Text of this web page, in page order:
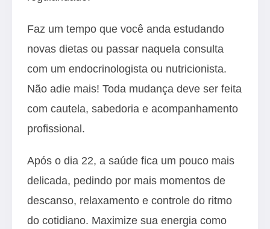
Faz um tempo que você anda estudando
novas dietas ou passar naquela consulta
com um endocrinologista ou nutricionista.
Não adie mais! Toda mudança deve ser feita
com cautela, sabedoria e acompanhamento
profissional.
Após o dia 22, a saúde fica um pouco mais
delicada, pedindo por mais momentos de
descanso, relaxamento e controle do ritmo
do cotidiano. Maximize sua energia como